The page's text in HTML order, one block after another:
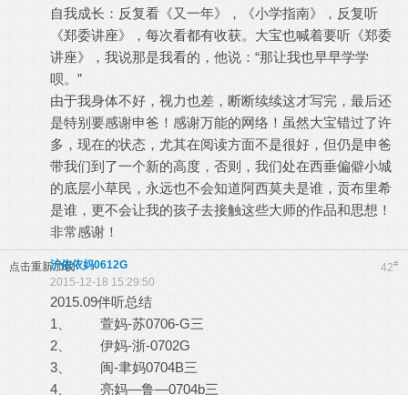
自我成长：反复看《又一年》，《小学指南》，反复听
《郑委讲座》，每次看都有收获。大宝也喊着要听《郑委
讲座》，我说那是我看的，他说：“那让我也早早学学
呗。”
由于我身体不好，视力也差，断断续续这才写完，最后还
是特别要感谢申爸！感谢万能的网络！虽然大宝错过了许
多，现在的状态，尤其在阅读方面不是很好，但仍是申爸
带我们到了一个新的高度，否则，我们处在西垂偏僻小城
的底层小草民，永远也不会知道阿西莫夫是谁，贡布里希
是谁，更不会让我的孩子去接触这些大师的作品和思想！
非常感谢！
点击重新加载 42#
沪依依妈0612G
2015-12-18 15:29:50
2015.09伴听总结
1、 萱妈-苏0706-G三
2、 伊妈-浙-0702G
3、 闽-聿妈0704B三
4、 亮妈—鲁—0704b三